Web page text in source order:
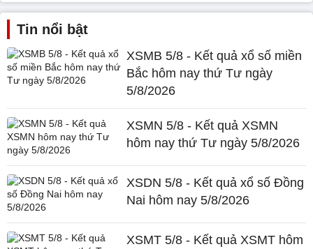
Tin nổi bật
XSMB 5/8 - Kết quả xổ số miền
Bắc hôm nay thứ Tư ngày
5/8/2026
XSMN 5/8 - Kết quả XSMN
hôm nay thứ Tư ngày 5/8/2026
XSDN 5/8 - Kết quả xổ số Đồng
Nai hôm nay 5/8/2026
XSMT 5/8 - Kết quả XSMT hôm